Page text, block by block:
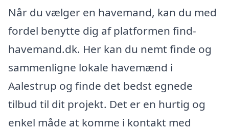
Når du vælger en havemand, kan du med
fordel benytte dig af platformen find-
havemand.dk. Her kan du nemt finde og
sammenligne lokale havemænd i
Aalestrup og finde det bedst egnede
tilbud til dit projekt. Det er en hurtig og
enkel måde at komme i kontakt med